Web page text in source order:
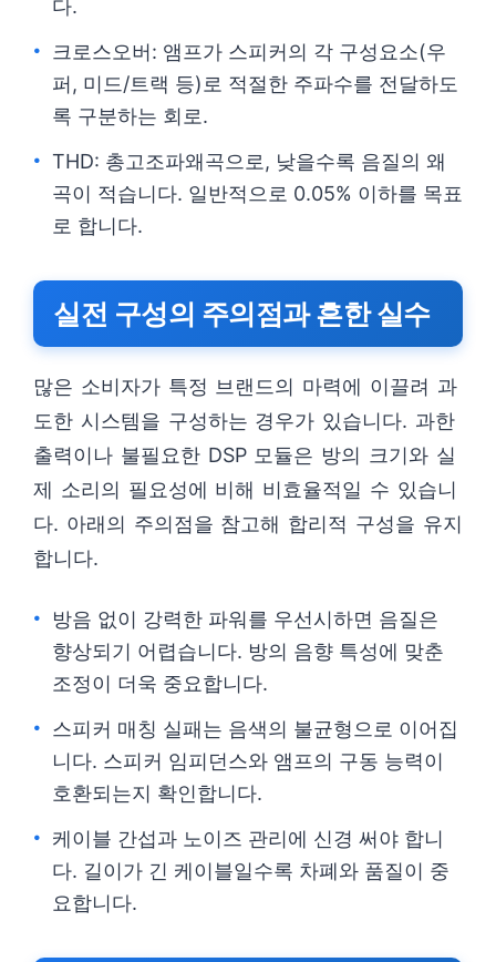
다.
크로스오버: 앰프가 스피커의 각 구성요소(우
퍼, 미드/트랙 등)로 적절한 주파수를 전달하도
록 구분하는 회로.
THD: 총고조파왜곡으로, 낮을수록 음질의 왜
곡이 적습니다. 일반적으로 0.05% 이하를 목표
로 합니다.
실전 구성의 주의점과 흔한 실수
많은 소비자가 특정 브랜드의 마력에 이끌려 과
도한 시스템을 구성하는 경우가 있습니다. 과한
출력이나 불필요한 DSP 모듈은 방의 크기와 실
제 소리의 필요성에 비해 비효율적일 수 있습니
다. 아래의 주의점을 참고해 합리적 구성을 유지
합니다.
방음 없이 강력한 파워를 우선시하면 음질은
향상되기 어렵습니다. 방의 음향 특성에 맞춘
조정이 더욱 중요합니다.
스피커 매칭 실패는 음색의 불균형으로 이어집
니다. 스피커 임피던스와 앰프의 구동 능력이
호환되는지 확인합니다.
케이블 간섭과 노이즈 관리에 신경 써야 합니
다. 길이가 긴 케이블일수록 차폐와 품질이 중
요합니다.